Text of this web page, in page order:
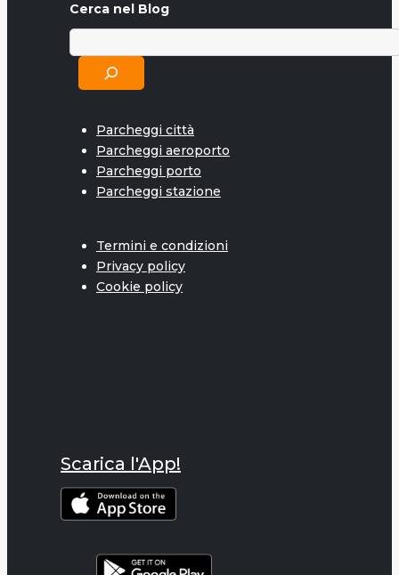
Cerca nel Blog
Parcheggi città
Parcheggi aeroporto
Parcheggi porto
Parcheggi stazione
Termini e condizioni
Privacy policy
Cookie policy
Scarica l'App!